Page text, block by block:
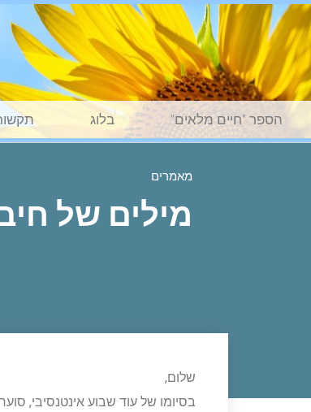
הספר "חיים מלאים" בלוג
מאמרים
מילים של
שלום,
בסיומו של עוד שבוע אינטנסיבי,